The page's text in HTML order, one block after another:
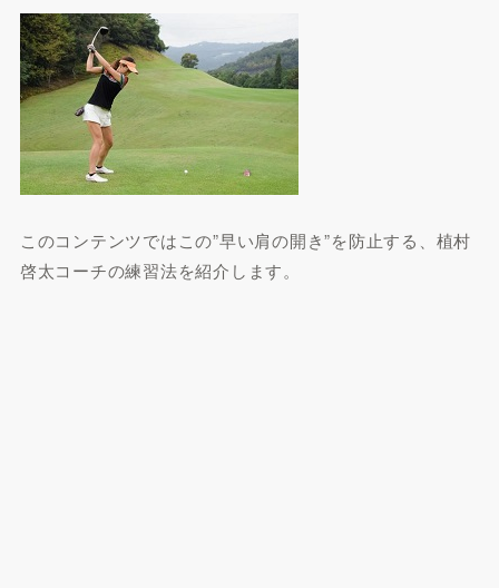
このコンテンツではこの”早い肩の開き”を防止する、植村
啓太コーチの練習法を紹介します。